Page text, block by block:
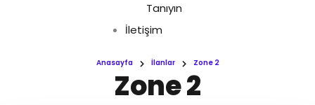
Tanıyın
İletişim
Anasayfa İlanlar Zone 2
Zone 2